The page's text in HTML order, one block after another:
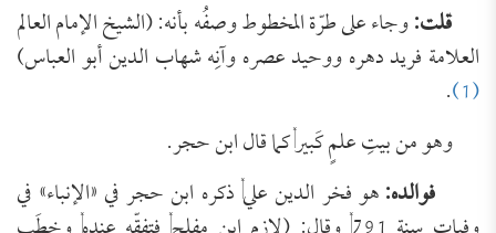
قلت:وجاء على طرّة المخطوط وصفُه بأنه: (الشيخ الإمام العالم
العلامة فريد دهره ووحيد عصره وآنِه شهاب الدين أبو العباس)
(1)
.
وهو من بيتِ علمٍ كَبير, كما قال ابن حجر.
فوالده:هو فخر الدين علي, ذكره ابن حجر في «الإنباء» في